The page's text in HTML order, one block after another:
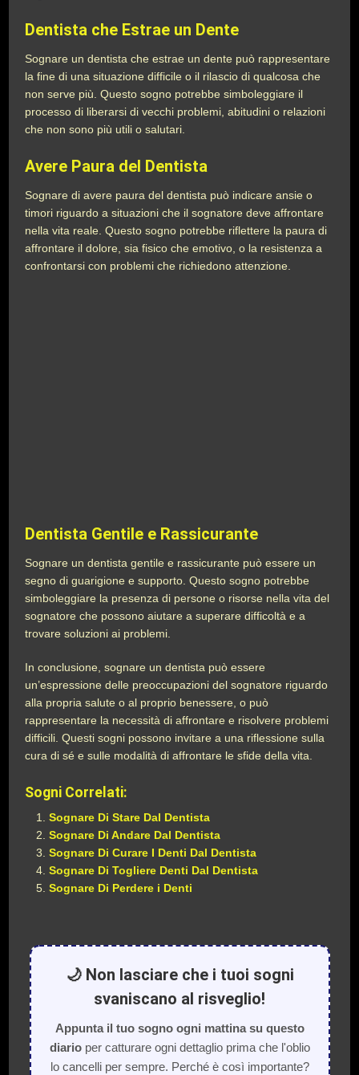
Dentista che Estrae un Dente
Sognare un dentista che estrae un dente può rappresentare
la fine di una situazione difficile o il rilascio di qualcosa che
non serve più. Questo sogno potrebbe simboleggiare il
processo di liberarsi di vecchi problemi, abitudini o relazioni
che non sono più utili o salutari.
Avere Paura del Dentista
Sognare di avere paura del dentista può indicare ansie o
timori riguardo a situazioni che il sognatore deve affrontare
nella vita reale. Questo sogno potrebbe riflettere la paura di
affrontare il dolore, sia fisico che emotivo, o la resistenza a
confrontarsi con problemi che richiedono attenzione.
Dentista Gentile e Rassicurante
Sognare un dentista gentile e rassicurante può essere un
segno di guarigione e supporto. Questo sogno potrebbe
simboleggiare la presenza di persone o risorse nella vita del
sognatore che possono aiutare a superare difficoltà e a
trovare soluzioni ai problemi.
In conclusione, sognare un dentista può essere
un’espressione delle preoccupazioni del sognatore riguardo
alla propria salute o al proprio benessere, o può
rappresentare la necessità di affrontare e risolvere problemi
difficili. Questi sogni possono invitare a una riflessione sulla
cura di sé e sulle modalità di affrontare le sfide della vita.
Sogni Correlati:
Sognare Di Stare Dal Dentista
Sognare Di Andare Dal Dentista
Sognare Di Curare I Denti Dal Dentista
Sognare Di Togliere Denti Dal Dentista
Sognare Di Perdere i Denti
🌙 Non lasciare che i tuoi sogni
svaniscano al risveglio!
Appunta il tuo sogno ogni mattina su questo
diarioper catturare ogni dettaglio prima che l'oblio
lo cancelli per sempre. Perché è così importante?